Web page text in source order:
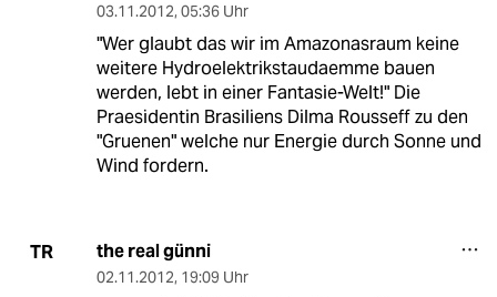
03.11.2012, 05:36 Uhr
"Wer glaubt das wir im Amazonasraum keine
weitere Hydroelektrikstaudaemme bauen
werden, lebt in einer Fantasie-Welt!" Die
Praesidentin Brasiliens Dilma Rousseff zu den
"Gruenen" welche nur Energie durch Sonne und
Wind fordern.
TR the real günni
02.11.2012, 19:09 Uhr